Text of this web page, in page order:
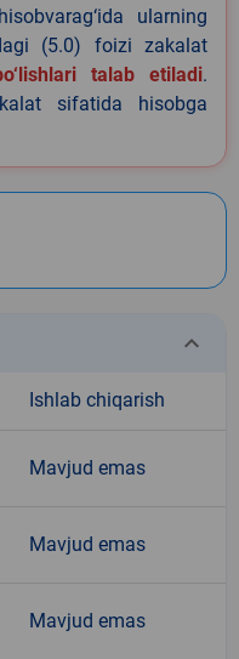
ularning
(5.0) foizi zakalat
talab etiladi.
sifatida hisobga
keyboard_arrow_down
Ishlab chiqarish
Mavjud emas
Mavjud emas
Mavjud emas